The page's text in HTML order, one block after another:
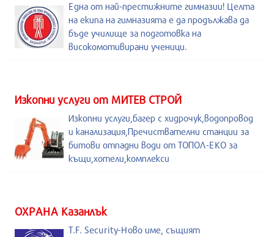
Една от най-престижните гимназии! Целта
на екипа на гимназията е да продължава да
бъде училище за подготовка на
високомотивирани ученици.
Изкопни услуги от МИТЕВ СТРОЙ
Изкопни услуги,багер с хидрочук,водопровод
и канализация,Пречиствателни станции за
битови отпадни води от ТОПОЛ-ЕКО за
къщи,хотели,комплекси
ОХРАНА Казанлък
T.F. Security-Ново име, същият